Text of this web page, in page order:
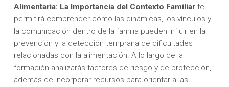
Alimentaria: La Importancia del Contexto Familiarte
permitirá comprender cómo las dinámicas, los vínculos y
la comunicación dentro de la familia pueden influir en la
prevención y la detección temprana de dificultades
relacionadas con la alimentación. A lo largo de la
formación analizarás factores de riesgo y de protección,
además de incorporar recursos para orientar a las